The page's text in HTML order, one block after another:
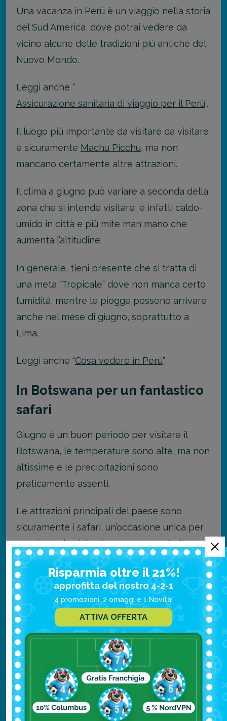
Una vacanza in Perù è un viaggio nella storia
del Sud America, dove potrai vedere da
vicino alcune delle tradizioni più antiche del
Nuovo Mondo.
Leggi anche “
Assicurazione sanitaria di viaggio per il Perù”.
Il luogo più importante da visitare da visitare
è sicuramente Machu Picchu, ma non
mancano certamente altre attrazioni.
Il clima a giugno può variare a seconda della
zona che si intende visitare, è infatti caldo-
umido in città e più mite man mano che
aumenta l’altitudine.
In generale, tieni presente che si tratta di
una meta “Tropicale” dove non manca certo
l’umidità, mentre le piogge possono arrivare
anche nel mese di giugno, soprattutto a
Lima.
Leggi anche “Cosa vedere in Perù”.
In Botswana per un fantastico
safari
Giugno è un buon periodo per visitare il
Botswana, le temperature sono alte, ma non
altissime e le precipitazioni sono
praticamente assenti.
Le attrazioni principali del paese sono
sicuramente i safari, un’occasione unica per
ammirare da vicino (ma non troppo) gli
animali della savana.
Prima di partire per un paese come il
Botswana, si consiglia sempre di visitare il
sito della Farnesina “Viaggiare sicuri ”.
Polinesia Francese: mare
cristallino e relax
Gli amanti del mare limpido e cristallino, non
potranno che trovarsi a loro agio nelle isole
Risparmia oltre il 21%!
approfitta del nostro 4-2-1
4 promozioni, 2 omaggi e 1 Novità!
ATTIVA OFFERTA